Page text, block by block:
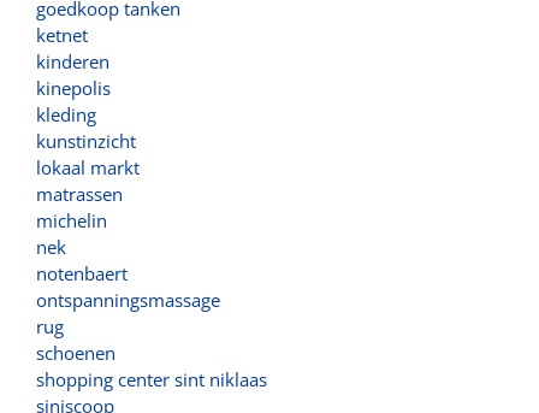
goedkoop tanken
ketnet
kinderen
kinepolis
kleding
kunstinzicht
lokaal markt
matrassen
michelin
nek
notenbaert
ontspanningsmassage
rug
schoenen
shopping center sint niklaas
siniscoop